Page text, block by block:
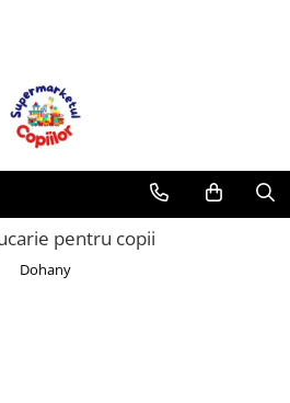
pentru copii
Dohany